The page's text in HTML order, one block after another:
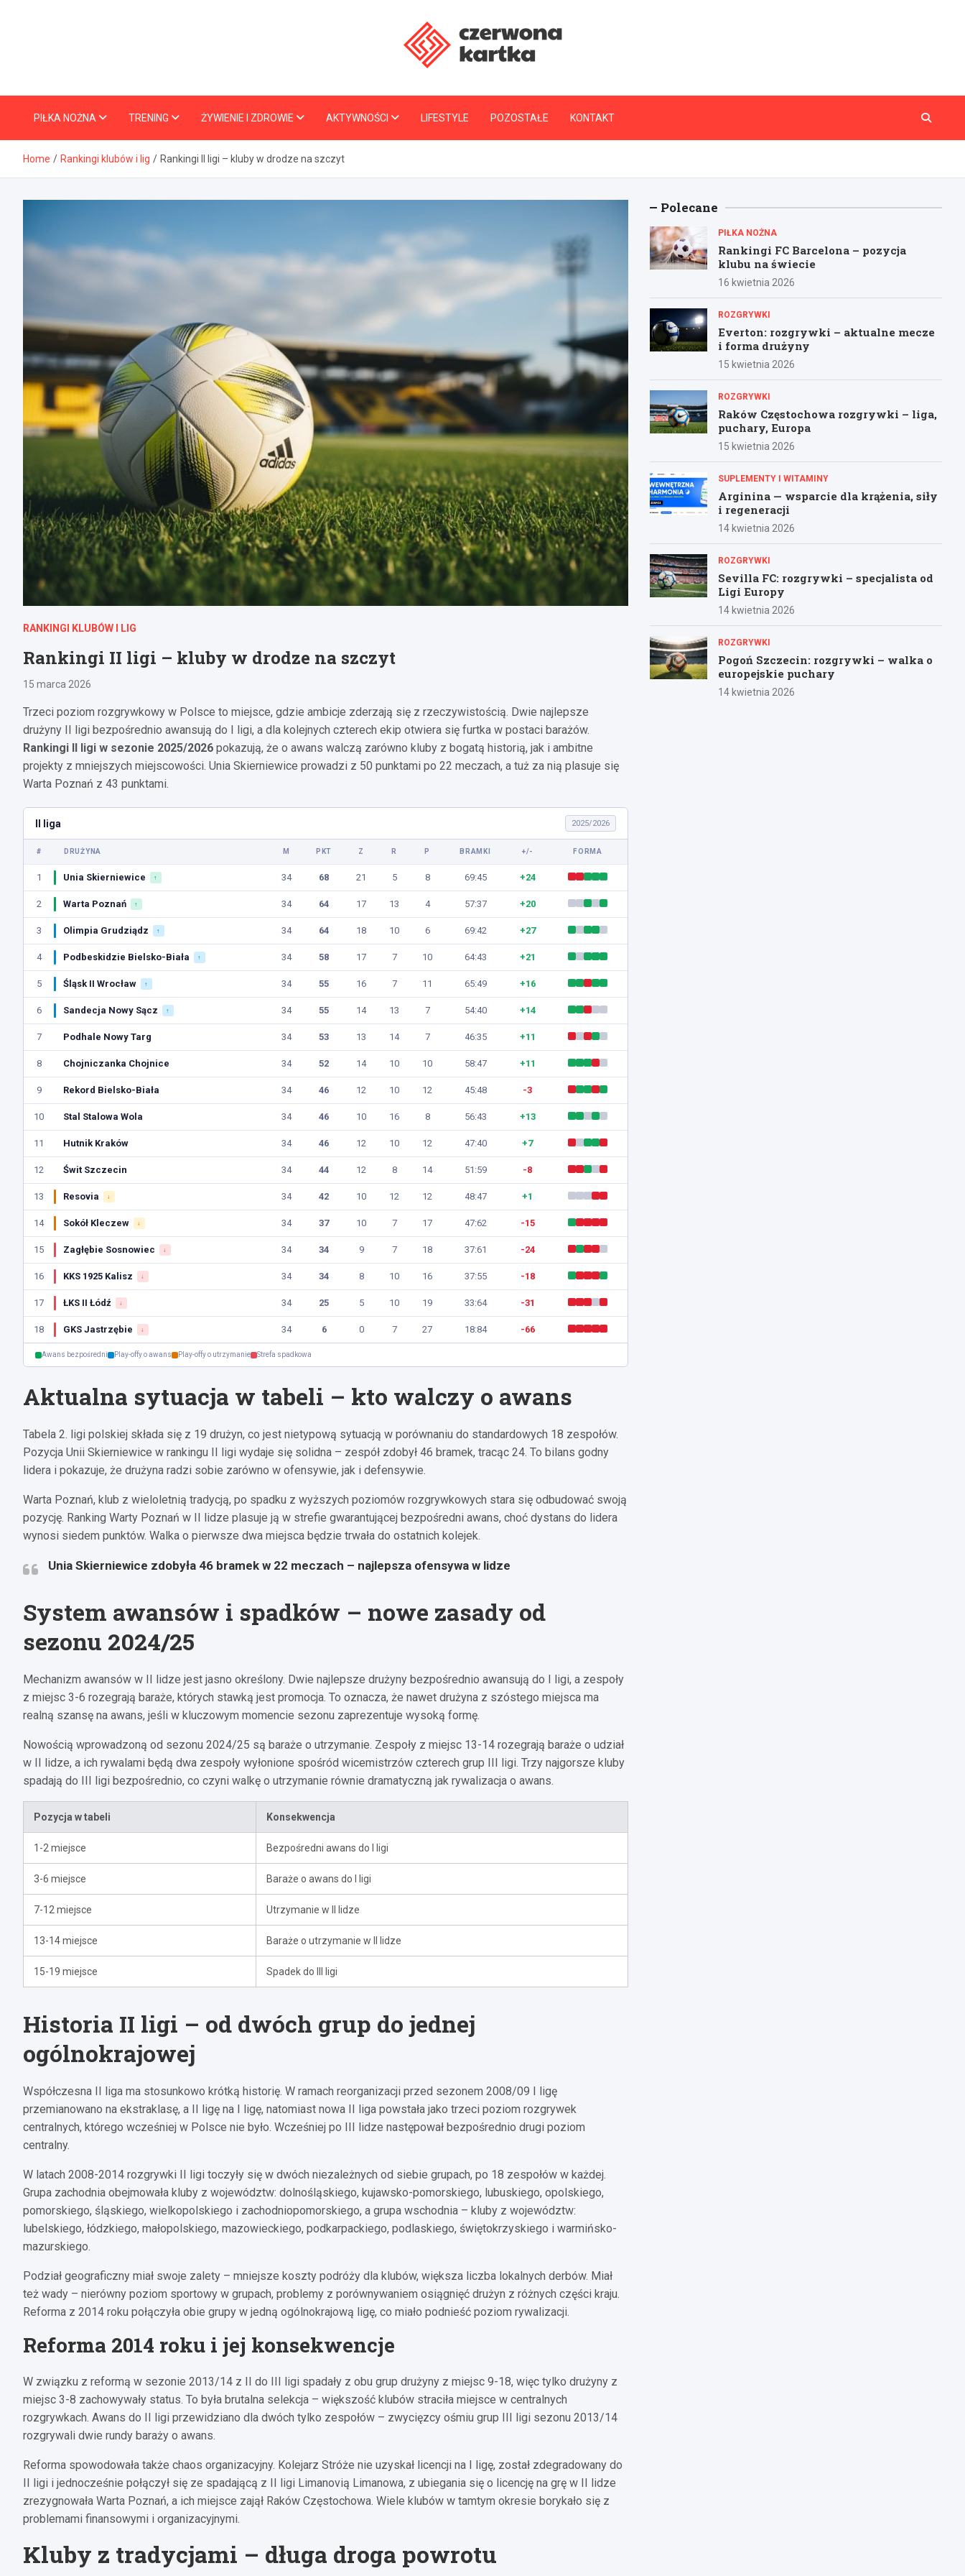
CzerwonaKartka.pl
PIŁKA NOŻNA TRENING ŻYWIENIE I ZDROWIE AKTYWNOŚCI LIFESTYLE POZOSTAŁE KONTAKT
Home Rankingi klubów i lig Rankingi II ligi – kluby w drodze na szczyt
RANKINGI KLUBÓW I LIG
Rankingi II ligi – kluby w drodze na szczyt
15 marca 2026
Trzeci poziom rozgrywkowy w Polsce to miejsce, gdzie ambicje zderzają się z rzeczywistością. Dwie najlepsze
drużyny II ligi bezpośrednio awansują do I ligi, a dla kolejnych czterech ekip otwiera się furtka w postaci barażów.
Rankingi II ligi w sezonie 2025/2026 pokazują, że o awans walczą zarówno kluby z bogatą historią, jak i ambitne
projekty z mniejszych miejscowości. Unia Skierniewice prowadzi z 50 punktami po 22 meczach, a tuż za nią plasuje się
Warta Poznań z 43 punktami.
II liga 2025/2026
# DRUŻYNA M PKT Z R P BRAMKI +/- FORMA
1 Unia Skierniewice ↑ 34 68 21 5 8 69:45 +24
2 Warta Poznań ↑ 34 64 17 13 4 57:37 +20
3 Olimpia Grudziądz ↑ 34 64 18 10 6 69:42 +27
4 Podbeskidzie Bielsko-Biała ↑ 34 58 17 7 10 64:43 +21
5 Śląsk II Wrocław ↑ 34 55 16 7 11 65:49 +16
6 Sandecja Nowy Sącz ↑ 34 55 14 13 7 54:40 +14
7 Podhale Nowy Targ 34 53 13 14 7 46:35 +11
8 Chojniczanka Chojnice 34 52 14 10 10 58:47 +11
9 Rekord Bielsko-Biała 34 46 12 10 12 45:48 -3
10 Stal Stalowa Wola 34 46 10 16 8 56:43 +13
11 Hutnik Kraków 34 46 12 10 12 47:40 +7
12 Świt Szczecin 34 44 12 8 14 51:59 -8
13 Resovia ↓ 34 42 10 12 12 48:47 +1
14 Sokół Kleczew ↓ 34 37 10 7 17 47:62 -15
15 Zagłębie Sosnowiec ↓ 34 34 9 7 18 37:61 -24
16 KKS 1925 Kalisz ↓ 34 34 8 10 16 37:55 -18
17 ŁKS II Łódź ↓ 34 25 5 10 19 33:64 -31
18 GKS Jastrzębie ↓ 34 6 0 7 27 18:84 -66
Awans bezpośredni Play-offy o awans Play-offy o utrzymanie Strefa spadkowa
Aktualna sytuacja w tabeli – kto walczy o awans
Tabela 2. ligi polskiej składa się z 19 drużyn, co jest nietypową sytuacją w porównaniu do standardowych 18 zespołów.
Pozycja Unii Skierniewice w rankingu II ligi wydaje się solidna – zespół zdobył 46 bramek, tracąc 24. To bilans godny
lidera i pokazuje, że drużyna radzi sobie zarówno w ofensywie, jak i defensywie.
Warta Poznań, klub z wieloletnią tradycją, po spadku z wyższych poziomów rozgrywkowych stara się odbudować swoją
pozycję. Ranking Warty Poznań w II lidze plasuje ją w strefie gwarantującej bezpośredni awans, choć dystans do lidera
wynosi siedem punktów. Walka o pierwsze dwa miejsca będzie trwała do ostatnich kolejek.
Unia Skierniewice zdobyła 46 bramek w 22 meczach – najlepsza ofensywa w lidze
System awansów i spadków – nowe zasady od
sezonu 2024/25
Mechanizm awansów w II lidze jest jasno określony. Dwie najlepsze drużyny bezpośrednio awansują do I ligi, a zespoły
z miejsc 3-6 rozegrają baraże, których stawką jest promocja. To oznacza, że nawet drużyna z szóstego miejsca ma
realną szansę na awans, jeśli w kluczowym momencie sezonu zaprezentuje wysoką formę.
Nowością wprowadzoną od sezonu 2024/25 są baraże o utrzymanie. Zespoły z miejsc 13-14 rozegrają baraże o udział
w II lidze, a ich rywalami będą dwa zespoły wyłonione spośród wicemistrzów czterech grup III ligi. Trzy najgorsze kluby
spadają do III ligi bezpośrednio, co czyni walkę o utrzymanie równie dramatyczną jak rywalizacja o awans.
Pozycja w tabeli Konsekwencja
1-2 miejsce Bezpośredni awans do I ligi
3-6 miejsce Baraże o awans do I ligi
7-12 miejsce Utrzymanie w II lidze
13-14 miejsce Baraże o utrzymanie w II lidze
15-19 miejsce Spadek do III ligi
Historia II ligi – od dwóch grup do jednej
ogólnokrajowej
Współczesna II liga ma stosunkowo krótką historię. W ramach reorganizacji przed sezonem 2008/09 I ligę
przemianowano na ekstraklasę, a II ligę na I ligę, natomiast nowa II liga powstała jako trzeci poziom rozgrywek
centralnych, którego wcześniej w Polsce nie było. Wcześniej po III lidze następował bezpośrednio drugi poziom
centralny.
W latach 2008-2014 rozgrywki II ligi toczyły się w dwóch niezależnych od siebie grupach, po 18 zespołów w każdej.
Grupa zachodnia obejmowała kluby z województw: dolnośląskiego, kujawsko-pomorskiego, lubuskiego, opolskiego,
pomorskiego, śląskiego, wielkopolskiego i zachodniopomorskiego, a grupa wschodnia – kluby z województw:
lubelskiego, łódzkiego, małopolskiego, mazowieckiego, podkarpackiego, podlaskiego, świętokrzyskiego i warmińsko-
mazurskiego.
Podział geograficzny miał swoje zalety – mniejsze koszty podróży dla klubów, większa liczba lokalnych derbów. Miał
też wady – nierówny poziom sportowy w grupach, problemy z porównywaniem osiągnięć drużyn z różnych części kraju.
Reforma z 2014 roku połączyła obie grupy w jedną ogólnokrajową ligę, co miało podnieść poziom rywalizacji.
Reforma 2014 roku i jej konsekwencje
W związku z reformą w sezonie 2013/14 z II do III ligi spadały z obu grup drużyny z miejsc 9-18, więc tylko drużyny z
miejsc 3-8 zachowywały status. To była brutalna selekcja – większość klubów straciła miejsce w centralnych
rozgrywkach. Awans do II ligi przewidziano dla dwóch tylko zespołów – zwycięzcy ośmiu grup III ligi sezonu 2013/14
rozgrywali dwie rundy baraży o awans.
Reforma spowodowała także chaos organizacyjny. Kolejarz Stróże nie uzyskał licencji na I ligę, został zdegradowany do
II ligi i jednocześnie połączył się ze spadającą z II ligi Limanovią Limanowa, z ubiegania się o licencję na grę w II lidze
zrezygnowała Warta Poznań, a ich miejsce zajął Raków Częstochowa. Wiele klubów w tamtym okresie borykało się z
problemami finansowymi i organizacyjnymi.
Kluby z tradycjami – długa droga powrotu
Polecane
PIŁKA NOŻNA
Rankingi FC Barcelona – pozycja
klubu na świecie
16 kwietnia 2026
ROZGRYWKI
Everton: rozgrywki – aktualne mecze
i forma drużyny
15 kwietnia 2026
ROZGRYWKI
Raków Częstochowa rozgrywki – liga,
puchary, Europa
15 kwietnia 2026
SUPLEMENTY I WITAMINY
Arginina — wsparcie dla krążenia, siły
i regeneracji
14 kwietnia 2026
ROZGRYWKI
Sevilla FC: rozgrywki – specjalista od
Ligi Europy
14 kwietnia 2026
ROZGRYWKI
Pogoń Szczecin: rozgrywki – walka o
europejskie puchary
14 kwietnia 2026